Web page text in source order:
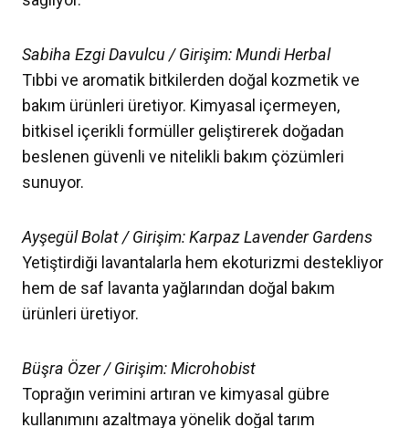
Sabiha Ezgi Davulcu / Girişim: Mundi Herbal
Tıbbi ve aromatik bitkilerden doğal kozmetik ve
bakım ürünleri üretiyor. Kimyasal içermeyen,
bitkisel içerikli formüller geliştirerek doğadan
beslenen güvenli ve nitelikli bakım çözümleri
sunuyor.
Ayşegül Bolat / Girişim: Karpaz Lavender Gardens
Yetiştirdiği lavantalarla hem ekoturizmi destekliyor
hem de saf lavanta yağlarından doğal bakım
ürünleri üretiyor.
Büşra Özer / Girişim: Microhobist
Toprağın verimini artıran ve kimyasal gübre
kullanımını azaltmaya yönelik doğal tarım